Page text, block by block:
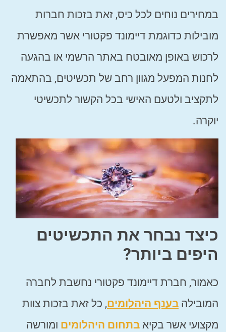
במחירים נוחים לכל כיס, זאת בזכות חברות
מובילות כדוגמת דיימונד פקטורי אשר מאפשרת
לרכוש באופן מאובטח באתר הרשמי או בהגעה
לחנות המפעל מגוון רחב של תכשיטים, בהתאמה
לתקציב ולטעם האישי בכל הקשור לתכשיטי
יוקרה.
כיצד נבחר את התכשיטים
היפים ביותר?
כאמור, חברת דיימונד פקטורי נחשבת לחברה
המובילה בענף היהלומים, כל זאת בזכות צוות
מקצועי אשר בקיא בתחום היהלומים ומורשה